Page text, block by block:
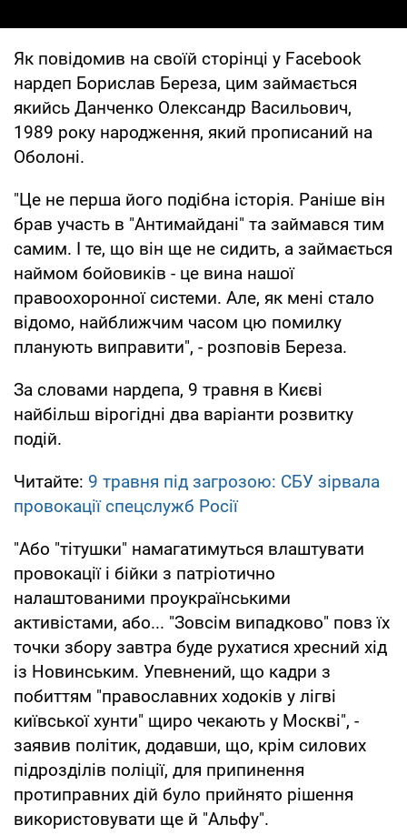
Як повідомив на своїй сторінці у Facebook
нардеп Борислав Береза, цим займається
якийсь Данченко Олександр Васильович,
1989 року народження, який прописаний на
Оболоні.
"Це не перша його подібна історія. Раніше він
брав участь в "Антимайдані" та займався тим
самим. І те, що він ще не сидить, а займається
наймом бойовиків - це вина нашої
правоохоронної системи. Але, як мені стало
відомо, найближчим часом цю помилку
планують виправити", - розповів Береза.
За словами нардепа, 9 травня в Києві
найбільш вірогідні два варіанти розвитку
подій.
Читайте: 9 травня під загрозою: СБУ зірвала
провокації спецслужб Росії
"Або "тітушки" намагатимуться влаштувати
провокації і бійки з патріотично
налаштованими проукраїнськими
активістами, або... "Зовсім випадково" повз їх
точки збору завтра буде рухатися хресний хід
із Новинським. Упевнений, що кадри з
побиттям "православних ходоків у лігві
київської хунти" щиро чекають у Москві", -
заявив політик, додавши, що, крім силових
підрозділів поліції, для припинення
протиправних дій було прийнято рішення
використовувати ще й "Альфу".